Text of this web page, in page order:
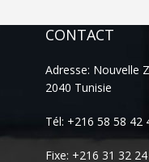
CONTACT
Adresse: Nouvelle
2040 Tunisie
Tél: +216 58 58 42
Fixe: +216 31 32